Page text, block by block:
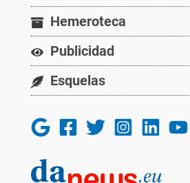
Hemeroteca
Publicidad
Esquelas